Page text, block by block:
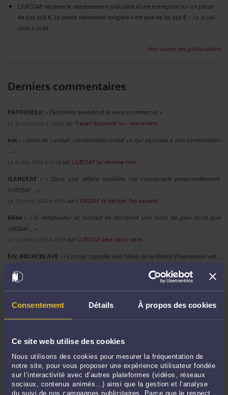
Consentement Détails À propos des cookies
Ce site web utilise des cookies
Nous utilisons des cookies pour mesurer la fréquentation de
notre site, pour vous proposer une expérience utilisateur fondée
sur l’interactivité avec d’autres plateformes (vidéos, réseaux
sociaux, contenus animés…) ainsi que la gestion et l’analyse
du suivi de nos campagnes publicitaires. Parce que le respect
L'URSSAF réclame le redressement judiciaire d'une entreprise sur un passif
de 535 303 €. Le passif réellement exigible n'est que de 36 333 €.- Le 15 juil.
2026 à 14:48
Voir toutes ses publications
Derniers commentaires
PATOCHE63 :« Excellente analyse et je vous en remercie. »
Le 15 juin 2026 à 08:49 surTravail dissimulé Un « revirement ...
eric : « faute de l urssaf . condanation urssaf ce qui equivaut a une condanation
... »
Le 11 mai 2026 à 12:55 sur L'URSSAF lui réclame trois ...
JEANDERÉ : « Dans une affaire similaire, me concernant personnellement,
l'URSSAF ... »
Le 23 mars 2026 à 10:16 sur L'URSSAF se désiste. Pas souvent. ...
Bébé : « Si lemployeur se trompe en déclarant une fiche de paie es-ce que
URSSAF ... »
Le 13 mars 2026 à 23:56 sur L’URSSAF peut saisir votre ...
Eric ROCHEBLAVE : « La cour rappelle que l'abus de la liberté d'expression est ...
Le 13 mars 2026 à 17:58
Eric ROCHEBLAVE : « Dans ce type de dossier, la première question n’est pas
seulement ... »
Le 13 mars 2026 à 08:38sur
RECHERCHE